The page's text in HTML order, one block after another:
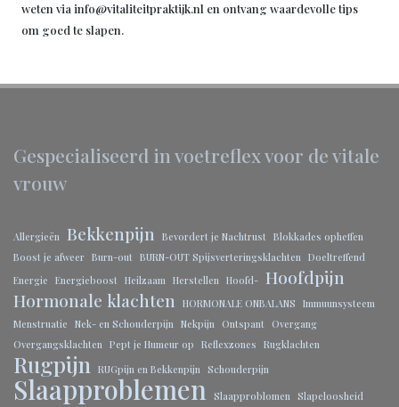
weten via info@vitaliteitpraktijk.nl en ontvang waardevolle tips
om goed te slapen.
Gespecialiseerd in voetreflex voor de vitale
vrouw
Allergieën Bekkenpijn Bevordert je Nachtrust Blokkades opheffen
Boost je afweer Burn-out BURN-OUT Spijsverteringsklachten Doeltreffend
Energie Energieboost Heilzaam Herstellen Hoofd- Hoofdpijn
Hormonale klachten
HORMONALE ONBALANS Immuunsysteem
Menstruatie Nek- en Schouderpijn Nekpijn Ontspant
Overgang
Overgangsklachten Pept je Humeur op Reflexzones Rugklachten
Rugpijn RUGpijn en Bekkenpijn Schouderpijn
Slaapproblemen Slaapproblomen Slapeloosheid